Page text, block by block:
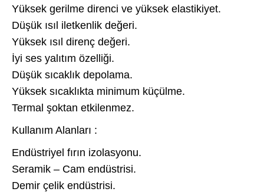
Yüksek gerilme direnci ve yüksek elastikiyet.
Düşük ısıl iletkenlik değeri.
Yüksek ısıl direnç değeri.
İyi ses yalıtım özelliği.
Düşük sıcaklık depolama.
Yüksek sıcaklıkta minimum küçülme.
Termal şoktan etkilenmez.
Kullanım Alanları :
Endüstriyel fırın izolasyonu.
Seramik – Cam endüstrisi.
Demir çelik endüstrisi.